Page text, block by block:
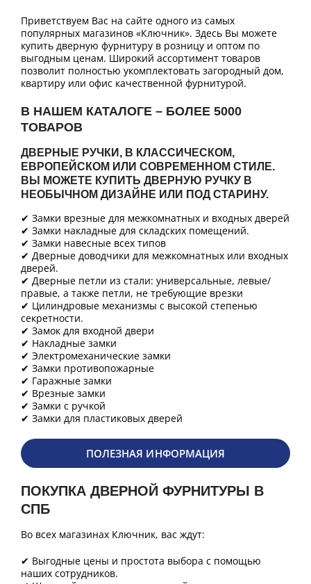
Приветствуем Вас на сайте одного из самых
популярных магазинов «Ключник». Здесь Вы можете
купить дверную фурнитуру в розницу и оптом по
выгодным ценам. Широкий ассортимент товаров
позволит полностью укомплектовать загородный дом,
квартиру или офис качественной фурнитурой.
В НАШЕМ КАТАЛОГЕ – БОЛЕЕ 5000
ТОВАРОВ
ДВЕРНЫЕ РУЧКИ, В КЛАССИЧЕСКОМ,
ЕВРОПЕЙСКОМ ИЛИ СОВРЕМЕННОМ СТИЛЕ.
ВЫ МОЖЕТЕ КУПИТЬ ДВЕРНУЮ РУЧКУ В
НЕОБЫЧНОМ ДИЗАЙНЕ ИЛИ ПОД СТАРИНУ.
✔ Замки врезные для межкомнатных и входных дверей
✔ Замки накладные для складских помещений.
✔ Замки навесные всех типов
✔ Дверные доводчики для межкомнатных или входных
дверей.
✔ Дверные петли из стали: универсальные, левые/
правые, а также петли, не требующие врезки
✔ Цилиндровые механизмы с высокой степенью
секретности.
✔ Замок для входной двери
✔ Накладные замки
✔ Электромеханические замки
✔ Замки противопожарные
✔ Гаражные замки
✔ Врезные замки
✔ Замки с ручкой
✔ Замки для пластиковых дверей
ПОЛЕЗНАЯ ИНФОРМАЦИЯ
ПОКУПКА ДВЕРНОЙ ФУРНИТУРЫ В
СПБ
Во всех магазинах Ключник, вас ждут:
✔ Выгодные цены и простота выбора с помощью
наших сотрудников.